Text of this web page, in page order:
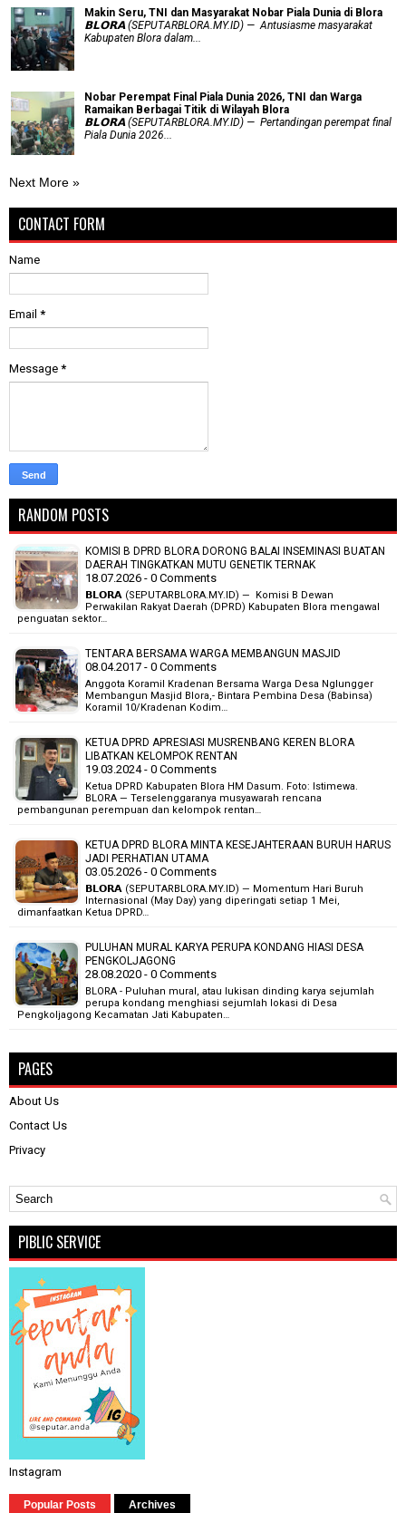
Makin Seru, TNI dan Masyarakat Nobar Piala Dunia di Blora
𝗕𝗟𝗢𝗥𝗔 (SEPUTARBLORA.MY.ID) — Antusiasme masyarakat
Kabupaten Blora dalam...
Nobar Perempat Final Piala Dunia 2026, TNI dan Warga
Ramaikan Berbagai Titik di Wilayah Blora
𝗕𝗟𝗢𝗥𝗔 (SEPUTARBLORA.MY.ID) — Pertandingan perempat final
Piala Dunia 2026...
Next More »
CONTACT FORM
Name
Email *
Message *
RANDOM POSTS
KOMISI B DPRD BLORA DORONG BALAI INSEMINASI BUATAN
DAERAH TINGKATKAN MUTU GENETIK TERNAK
18.07.2026 - 0 Comments
𝗕𝗟𝗢𝗥𝗔 (SEPUTARBLORA.MY.ID) — Komisi B Dewan
Perwakilan Rakyat Daerah (DPRD) Kabupaten Blora mengawal
penguatan sektor…
TENTARA BERSAMA WARGA MEMBANGUN MASJID
08.04.2017 - 0 Comments
Anggota Koramil Kradenan Bersama Warga Desa Nglungger
Membangun Masjid Blora,- Bintara Pembina Desa (Babinsa)
Koramil 10/Kradenan Kodim…
KETUA DPRD APRESIASI MUSRENBANG KEREN BLORA
LIBATKAN KELOMPOK RENTAN
19.03.2024 - 0 Comments
Ketua DPRD Kabupaten Blora HM Dasum. Foto: Istimewa.
BLORA — Terselenggaranya musyawarah rencana
pembangunan perempuan dan kelompok rentan…
KETUA DPRD BLORA MINTA KESEJAHTERAAN BURUH HARUS
JADI PERHATIAN UTAMA
03.05.2026 - 0 Comments
​𝗕𝗟𝗢𝗥𝗔 (SEPUTARBLORA.MY.ID) — Momentum Hari Buruh
Internasional (May Day) yang diperingati setiap 1 Mei,
dimanfaatkan Ketua DPRD…
PULUHAN MURAL KARYA PERUPA KONDANG HIASI DESA
PENGKOLJAGONG
28.08.2020 - 0 Comments
BLORA - Puluhan mural, atau lukisan dinding karya sejumlah
perupa kondang menghiasi sejumlah lokasi di Desa
Pengkoljagong Kecamatan Jati Kabupaten…
PAGES
About Us
Contact Us
Privacy
PIBLIC SERVICE
Instagram
Popular Posts Archives